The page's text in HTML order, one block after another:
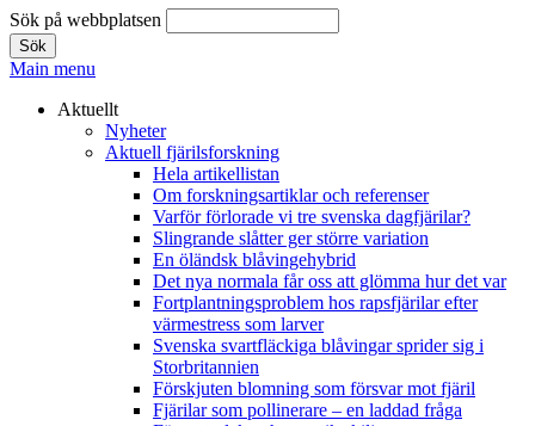
Sök på webbplatsen
Main menu
Aktuellt
Nyheter
Aktuell fjärilsforskning
Hela artikellistan
Om forskningsartiklar och referenser
Varför förlorade vi tre svenska dagfjärilar?
Slingrande slåtter ger större variation
En öländsk blåvingehybrid
Det nya normala får oss att glömma hur det var
Fortplantningsproblem hos rapsfjärilar efter
värmestress som larver
Svenska svartfläckiga blåvingar sprider sig i
Storbritannien
Förskjuten blomning som försvar mot fjäril
Fjärilar som pollinerare – en laddad fråga